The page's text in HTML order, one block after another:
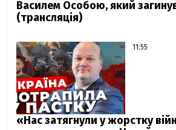
Василем Особою, який загинув
(трансляція)
11:55
«Нас затягнули у жорстку